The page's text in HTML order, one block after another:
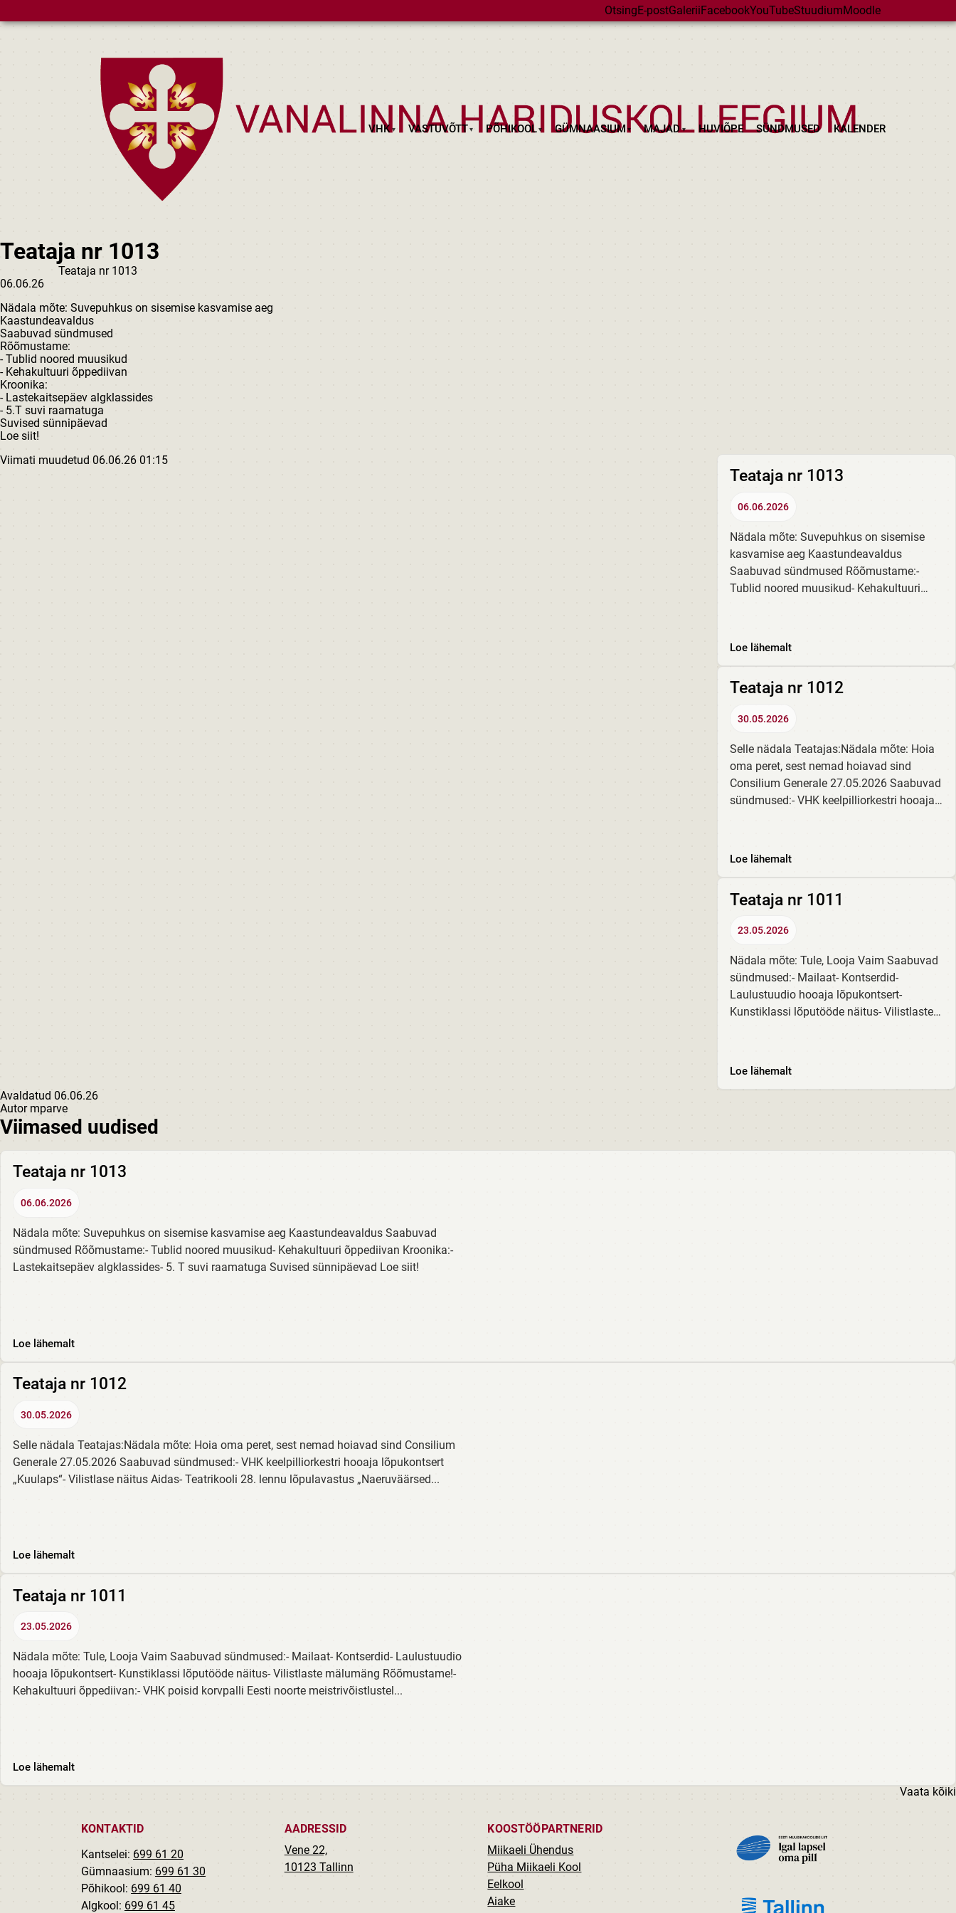
OtsingE-postGaleriiFacebookYouTubeStuudiumMoodle
VHK VASTUVÕTT PÕHIKOOL GÜMNAASIUM MAJAD HUVIÕPE SÜNDMUSED KALENDER
Teataja nr 1013
Teataja nr 1013
06.06.26
Nädala mõte: Suvepuhkus on sisemise kasvamise aeg
Kaastundeavaldus
Saabuvad sündmused
Rõõmustame:
- Tublid noored muusikud
- Kehakultuuri õppediivan
Kroonika:
- Lastekaitsepäev algklassides
- 5.T suvi raamatuga
Suvised sünnipäevad
Loe siit!
Viimati muudetud 06.06.26 01:15
Teataja nr 1013
06.06.2026
Nädala mõte: Suvepuhkus on sisemise
kasvamise aeg Kaastundeavaldus
Saabuvad sündmused Rõõmustame:-
Tublid noored muusikud- Kehakultuuri
sünnipäevad Loe siit!
Loe lähemalt
Teataja nr 1012
30.05.2026
Selle nädala Teatajas:Nädala mõte: Hoia
oma peret, sest nemad hoiavad sind
Consilium Generale 27.05.2026 Saabuvad
sündmused:- VHK keelpilliorkestri hooaja
„Naeruväärsed...
Loe lähemalt
Teataja nr 1011
23.05.2026
Nädala mõte: Tule, Looja Vaim Saabuvad
sündmused:- Mailaat- Kontserdid-
Laulustuudio hooaja lõpukontsert-
Kunstiklassi lõputööde näitus- Vilistlaste
noorte meistrivõistlustel...
Loe lähemalt
Avaldatud 06.06.26
Autor mparve
Viimased uudised
Teataja nr 1013
06.06.2026
Nädala mõte: Suvepuhkus on sisemise kasvamise aeg Kaastundeavaldus Saabuvad
sündmused Rõõmustame:- Tublid noored muusikud- Kehakultuuri õppediivan Kroonika:-
Lastekaitsepäev algklassides- 5. T suvi raamatuga Suvised sünnipäevad Loe siit!
Loe lähemalt
Teataja nr 1012
30.05.2026
Selle nädala Teatajas:Nädala mõte: Hoia oma peret, sest nemad hoiavad sind Consilium
Generale 27.05.2026 Saabuvad sündmused:- VHK keelpilliorkestri hooaja lõpukontsert
„Kuulaps“- Vilistlase näitus Aidas- Teatrikooli 28. lennu lõpulavastus „Naeruväärsed...
Loe lähemalt
Teataja nr 1011
23.05.2026
Nädala mõte: Tule, Looja Vaim Saabuvad sündmused:- Mailaat- Kontserdid- Laulustuudio
hooaja lõpukontsert- Kunstiklassi lõputööde näitus- Vilistlaste mälumäng Rõõmustame!-
Kehakultuuri õppediivan:- VHK poisid korvpalli Eesti noorte meistrivõistlustel...
Loe lähemalt
Vaata kõiki
KONTAKTID
Kantselei: 699 61 20
Gümnaasium: 699 61 30
Põhikool: 699 61 40
Algkool: 699 61 45
AADRESSID
Vene 22,
10123 Tallinn
KOOSTÖÖPARTNERID
Miikaeli Ühendus
Püha Miikaeli Kool
Eelkool
Aiake
PILT
PILT